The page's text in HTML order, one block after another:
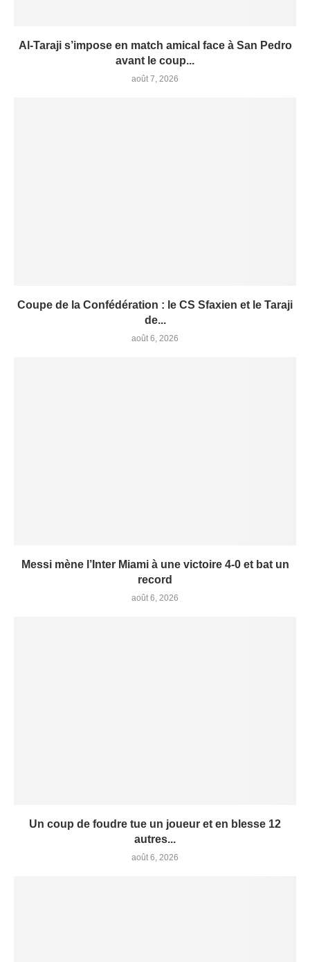
Al-Taraji s’impose en match amical face à San Pedro
avant le coup...
août 7, 2026
Coupe de la Confédération : le CS Sfaxien et le Taraji
de...
août 6, 2026
Messi mène l’Inter Miami à une victoire 4-0 et bat un
record
août 6, 2026
Un coup de foudre tue un joueur et en blesse 12
autres...
août 6, 2026